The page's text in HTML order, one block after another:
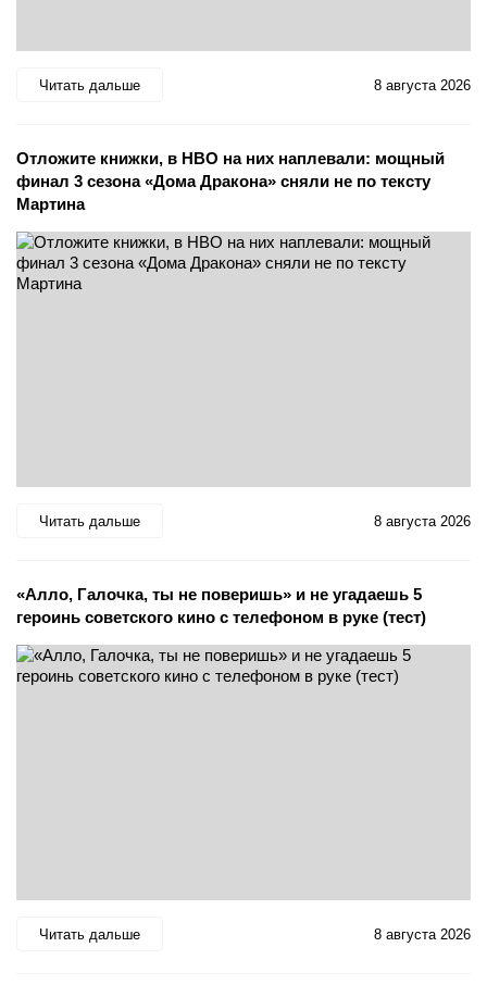
Читать дальше 8 августа 2026
Отложите книжки, в HBO на них наплевали: мощный
финал 3 сезона «Дома Дракона» сняли не по тексту
Мартина
Читать дальше 8 августа 2026
«Алло, Галочка, ты не поверишь» и не угадаешь 5
героинь советского кино с телефоном в руке (тест)
Читать дальше 8 августа 2026